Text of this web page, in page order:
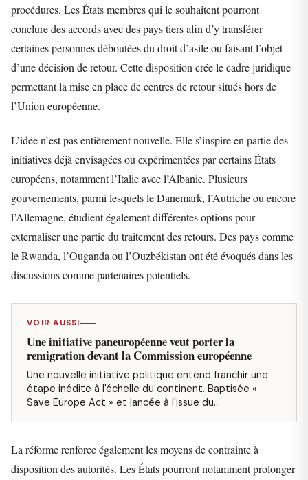
procédures. Les États membres qui le souhaitent pourront
conclure des accords avec des pays tiers afin d’y transférer
certaines personnes déboutées du droit d’asile ou faisant l’objet
d’une décision de retour. Cette disposition crée le cadre juridique
permettant la mise en place de centres de retour situés hors de
l’Union européenne.
L’idée n’est pas entièrement nouvelle. Elle s’inspire en partie des
initiatives déjà envisagées ou expérimentées par certains États
européens, notamment l’Italie avec l’Albanie. Plusieurs
gouvernements, parmi lesquels le Danemark, l’Autriche ou encore
l’Allemagne, étudient également différentes options pour
externaliser une partie du traitement des retours. Des pays comme
le Rwanda, l’Ouganda ou l’Ouzbékistan ont été évoqués dans les
discussions comme partenaires potentiels.
VOIR AUSSI
Une initiative paneuropéenne veut porter la
remigration devant la Commission européenne
Une nouvelle initiative politique entend franchir une
étape inédite à l'échelle du continent. Baptisée «
Save Europe Act » et lancée à l'issue du…
La réforme renforce également les moyens de contrainte à
disposition des autorités. Les États pourront notamment prolonger